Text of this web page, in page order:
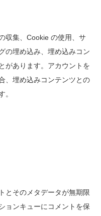
収集、Cookie の使用、サ
の埋め込み、埋め込みコン
があります。アカウントを
、埋め込みコンテンツとの
。
とそのメタデータが無期限
ョンキューにコメントを保